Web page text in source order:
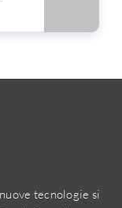
tecnologie si